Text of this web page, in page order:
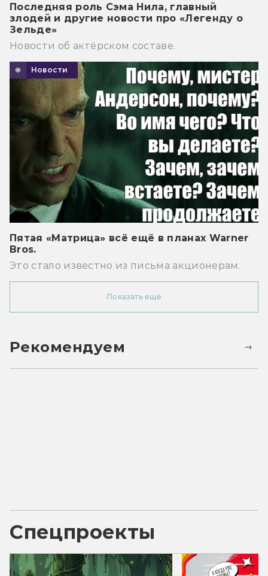
Последняя роль Сэма Нила, главный
злодей и другие новости про «Легенду о
Зельде»
Новости об актёрском составе.
Новости
Пятая «Матрица» всё ещё в планах Warner
Bros.
Это стало известно из письма акционерам.
Показать ещё
Рекомендуем
Спецпроекты